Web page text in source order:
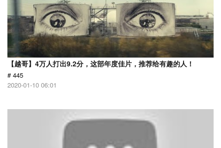
【越哥】4万人打出9.2分，这部年度佳片，推荐给有趣的人！
# 445
2020-01-10 06:01